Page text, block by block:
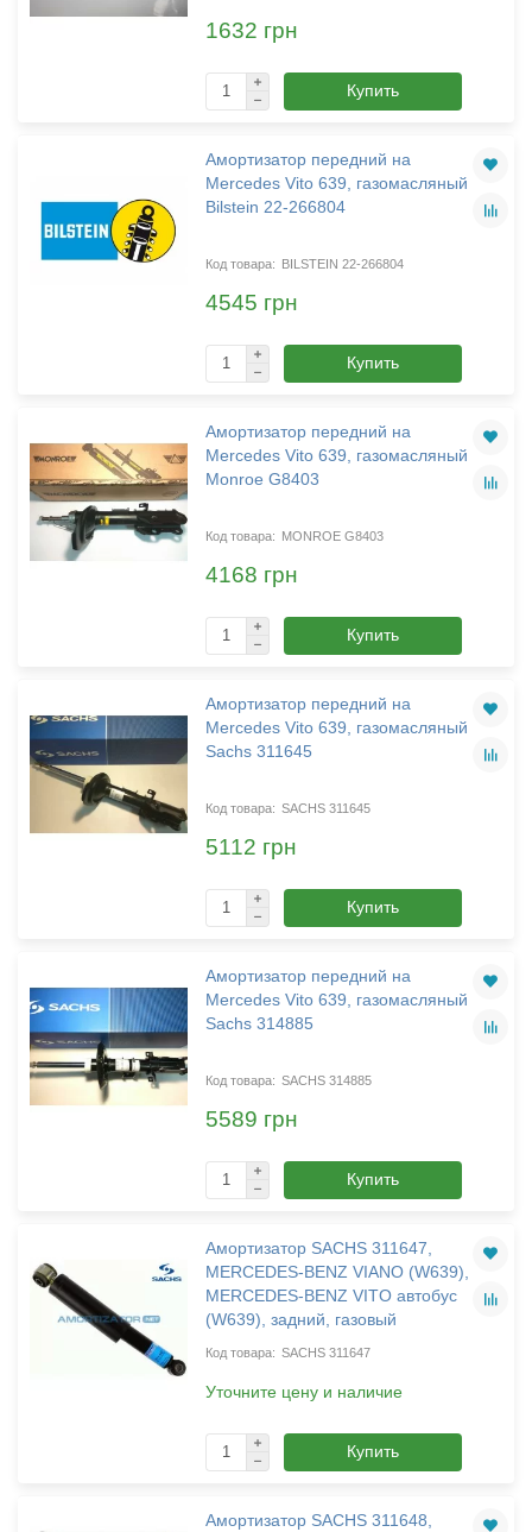
1632 грн
Купить
Амортизатор передний на
Mercedes Vito 639, газомасляный
Bilstein 22-266804
BILSTEIN 22-266804
4545 грн
Купить
Амортизатор передний на
Mercedes Vito 639, газомасляный
Monroe G8403
MONROE G8403
4168 грн
Купить
Амортизатор передний на
Mercedes Vito 639, газомасляный
Sachs 311645
SACHS 311645
5112 грн
Купить
Амортизатор передний на
Mercedes Vito 639, газомасляный
Sachs 314885
SACHS 314885
5589 грн
Купить
Амортизатор SACHS 311647,
MERCEDES-BENZ VIANO (W639),
MERCEDES-BENZ VITO автобус
(W639), задний, газовый
SACHS 311647
Уточните цену и наличие
Купить
Амортизатор SACHS 311648,